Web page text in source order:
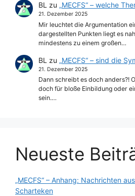
BL zu „MECFS“ – welche
21. Dezember 2025
Mir leuchtet die Argumentation
dargestellten Punkten liegt es
mindestens zu einem großen…
BL zu „MECFS“ – sind die
21. Dezember 2025
Dann schreibt es doch anders?!
doch für bloße Einbildung oder
sein.…
Neueste
„MECFS“ – Anhang: Nachrichten
Scharteken